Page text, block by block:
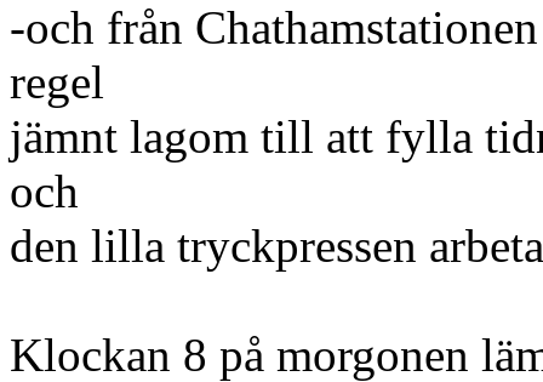
-och från
regel
jämnt lagom till att fylla
och
den lilla tryckpressen
Klockan 8 på morgonen